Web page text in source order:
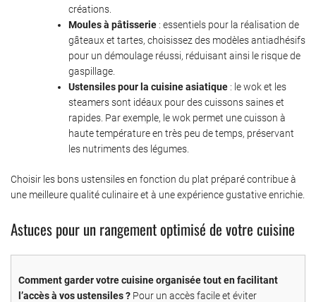
créations.
Moules à pâtisserie : essentiels pour la réalisation de
gâteaux et tartes, choisissez des modèles antiadhésifs
pour un démoulage réussi, réduisant ainsi le risque de
gaspillage.
Ustensiles pour la cuisine asiatique : le wok et les
steamers sont idéaux pour des cuissons saines et
rapides. Par exemple, le wok permet une cuisson à
haute température en très peu de temps, préservant
les nutriments des légumes.
Choisir les bons ustensiles en fonction du plat préparé contribue à
une meilleure qualité culinaire et à une expérience gustative enrichie.
Astuces pour un rangement optimisé de votre cuisine
Comment garder votre cuisine organisée tout en facilitant
l’accès à vos ustensiles ? Pour un accès facile et éviter